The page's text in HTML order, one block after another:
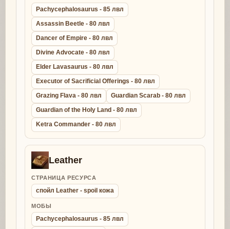
Pachycephalosaurus - 85 лвл
Assassin Beetle - 80 лвл
Dancer of Empire - 80 лвл
Divine Advocate - 80 лвл
Elder Lavasaurus - 80 лвл
Executor of Sacrificial Offerings - 80 лвл
Grazing Flava - 80 лвл
Guardian Scarab - 80 лвл
Guardian of the Holy Land - 80 лвл
Ketra Commander - 80 лвл
Leather
СТРАНИЦА РЕСУРСА
спойл Leather - spoil кожа
МОБЫ
Pachycephalosaurus - 85 лвл